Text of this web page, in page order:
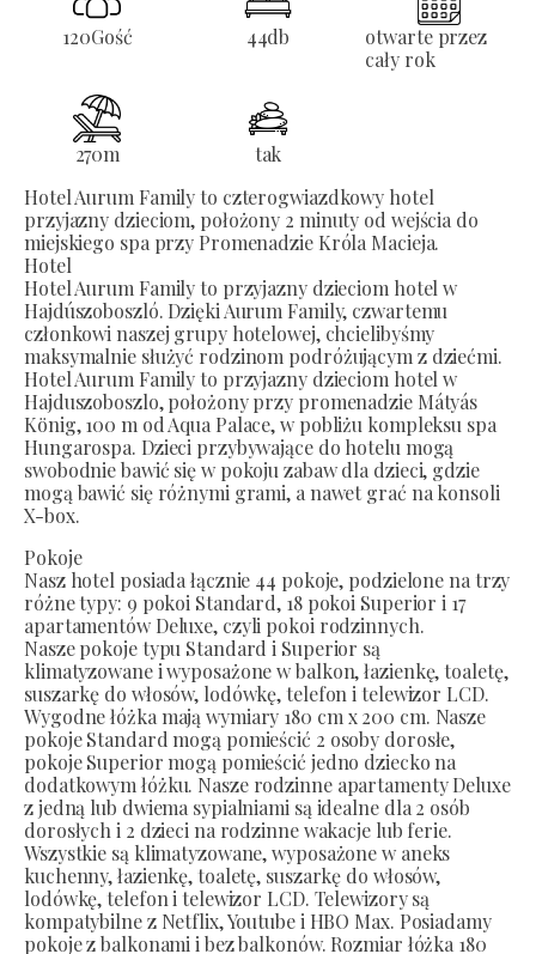
120Gość 44db
otwarte przez
cały rok
270m
tak
Hotel Aurum Family to czterogwiazdkowy hotel
przyjazny dzieciom, położony 2 minuty od wejścia do
miejskiego spa przy Promenadzie Króla Macieja.
Hotel
Hotel Aurum Family to przyjazny dzieciom hotel w
Hajdúszoboszló. Dzięki Aurum Family, czwartemu
członkowi naszej grupy hotelowej, chcielibyśmy
maksymalnie służyć rodzinom podróżującym z dziećmi.
Hotel Aurum Family to przyjazny dzieciom hotel w
Hajduszoboszlo, położony przy promenadzie Mátyás
König, 100 m od Aqua Palace, w pobliżu kompleksu spa
Hungarospa. Dzieci przybywające do hotelu mogą
swobodnie bawić się w pokoju zabaw dla dzieci, gdzie
mogą bawić się różnymi grami, a nawet grać na konsoli
X-box.
Pokoje
Nasz hotel posiada łącznie 44 pokoje, podzielone na trzy
różne typy: 9 pokoi Standard, 18 pokoi Superior i 17
apartamentów Deluxe, czyli pokoi rodzinnych.
Nasze pokoje typu Standard i Superior są
klimatyzowane i wyposażone w balkon, łazienkę, toaletę,
suszarkę do włosów, lodówkę, telefon i telewizor LCD.
Wygodne łóżka mają wymiary 180 cm x 200 cm. Nasze
pokoje Standard mogą pomieścić 2 osoby dorosłe,
pokoje Superior mogą pomieścić jedno dziecko na
dodatkowym łóżku. Nasze rodzinne apartamenty Deluxe
z jedną lub dwiema sypialniami są idealne dla 2 osób
dorosłych i 2 dzieci na rodzinne wakacje lub ferie.
Wszystkie są klimatyzowane, wyposażone w aneks
kuchenny, łazienkę, toaletę, suszarkę do włosów,
lodówkę, telefon i telewizor LCD. Telewizory są
kompatybilne z Netflix, Youtube i HBO Max. Posiadamy
pokoje z balkonami i bez balkonów. Rozmiar łóżka 180